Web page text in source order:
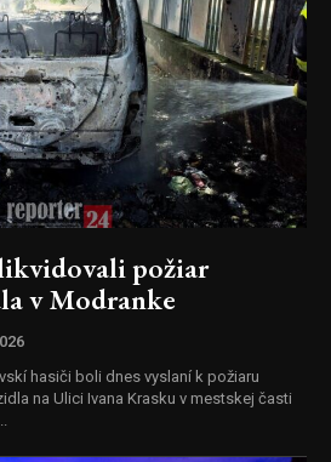
požiar
v Modranke
hasiči boli dnes vyslaní k požiaru
na Ulici Ivana Krasku v mestskej časti